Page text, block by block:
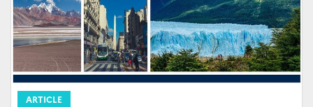
ARTICLE